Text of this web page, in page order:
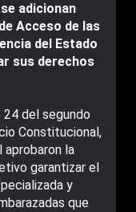
adicionan
Acceso de las
del Estado
sus derechos
24 del segundo
Constitucional,
aprobaron la
garantizar el
y
que